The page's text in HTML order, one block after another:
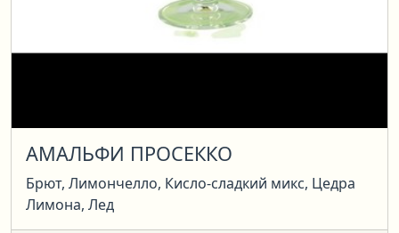
АМАЛЬФИ ПРОСЕККО
Брют, Лимончелло, Кисло-сладкий микс, Цедра
Лимона, Лед